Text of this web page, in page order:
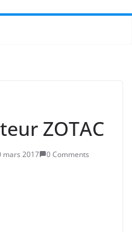
ZOTAC
mars 2017
0 Comments